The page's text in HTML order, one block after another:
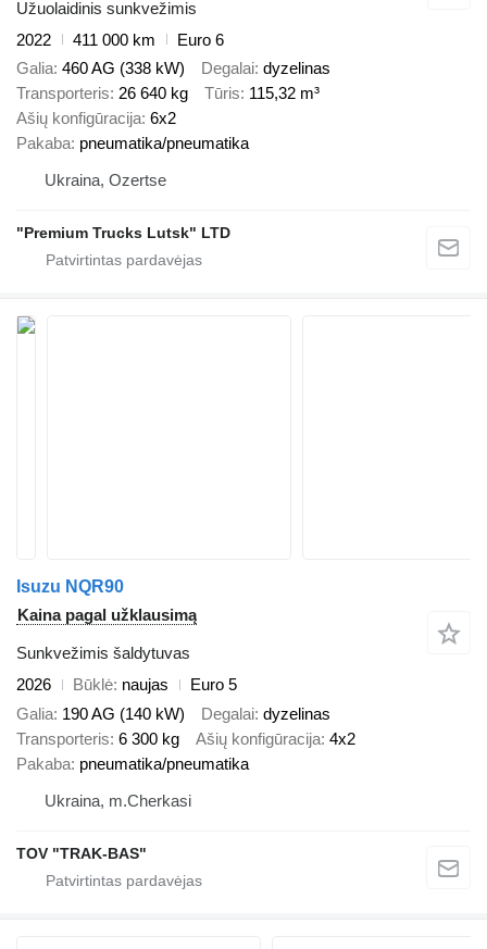
Užuolaidinis sunkvežimis
2022
411 000 km
Euro 6
Galia 460 AG (338 kW) Degalai dyzelinas
Transporteris 26 640 kg Tūris 115,32 m³
Ašių konfigūracija 6x2
Pakaba pneumatika/pneumatika
Ukraina, Ozertse
"Premium Trucks Lutsk" LTD
Isuzu NQR90
Kaina pagal užklausimą
Sunkvežimis šaldytuvas
2026
Būklė naujas
Euro 5
Galia 190 AG (140 kW) Degalai dyzelinas
Transporteris 6 300 kg Ašių konfigūracija 4x2
Pakaba pneumatika/pneumatika
Ukraina, m.Cherkasi
TOV "TRAK-BAS"